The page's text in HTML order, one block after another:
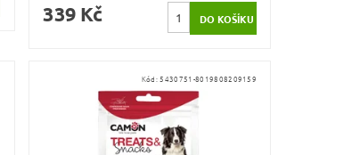
339 Kč
Kód:5430751-8019808209159